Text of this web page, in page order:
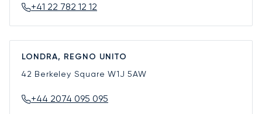
+41 22 782 12 12
LONDRA, REGNO UNITO
42 Berkeley SquareW1J 5AW
+44 2074 095 095